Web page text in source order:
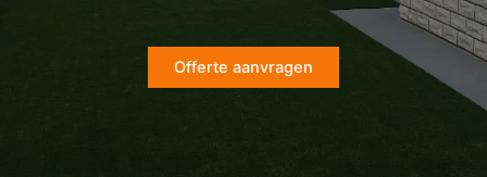
Offerte aanvragen